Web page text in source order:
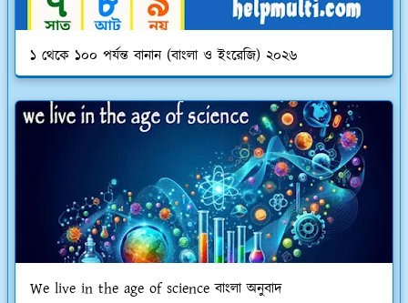
১ থেকে ১০০ পর্যন্ত বানান (বাংলা ও ইংরেজি) ২০২৬
We live in the age of science বাংলা অনুবাদ